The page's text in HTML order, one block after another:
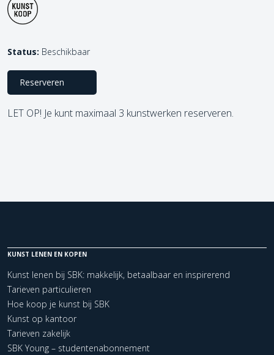
Status: Beschikbaar
Reserveren
LET OP! Je kunt maximaal 3 kunstwerken reserveren.
KUNST LENEN EN KOPEN
Kunst lenen bij SBK: makkelijk, betaalbaar en inspirerend
Tarieven particulieren
Hoe koop je kunst bij SBK
Kunst op kantoor
Tarieven zakelijk
SBK Young – studentenabonnement